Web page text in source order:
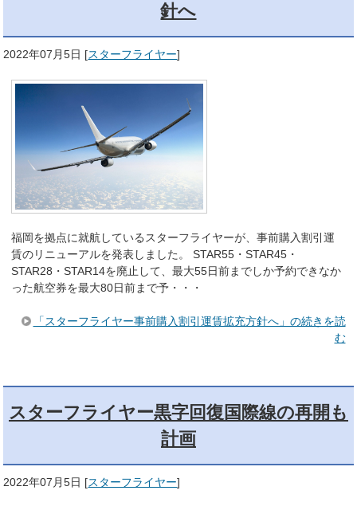
針へ
2022年07月5日 [スターフライヤー]
福岡を拠点に就航しているスターフライヤーが、事前購入割引運
賃のリニューアルを発表しました。 STAR55・STAR45・
STAR28・STAR14を廃止して、最大55日前までしか予約できなか
った航空券を最大80日前まで予・・・
「スターフライヤー事前購入割引運賃拡充方針へ」の続きを読
む
スターフライヤー黒字回復国際線の再開も
計画
2022年07月5日 [スターフライヤー]